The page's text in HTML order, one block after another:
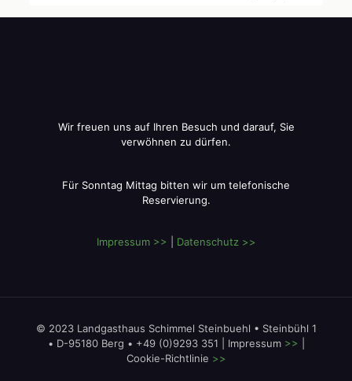
Wir freuen uns auf Ihren Besuch und darauf, Sie
verwöhnen zu dürfen.
Für Sonntag Mittag bitten wir um telefonische
Reservierung.
Impressum >> Datenschutz >>
© 2023 Landgasthaus Schimmel Steinbuehl • Steinbühl 1
• D-95180 Berg • +49 (0)9293 351 | Impressum >>
Cookie-Richtlinie >>